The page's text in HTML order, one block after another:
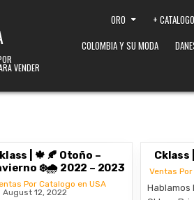
VENDER
ORO +
COLOMBIA Y SU MODA
| 🍁 🍂 Otoño –
❄️🌧️ 2022 – 2023
Por Catalogo en USA
August 12, 2022
Cklass
Ventas
Hablamos